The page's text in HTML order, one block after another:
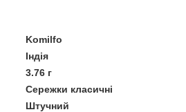
Komilfo
Індія
3.76 г
Сережки класичні
Штучний